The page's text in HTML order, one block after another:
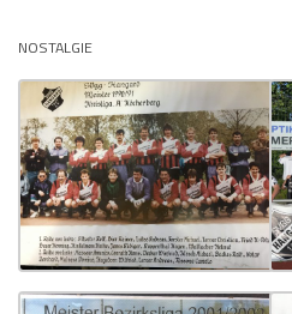
NOSTALGIE